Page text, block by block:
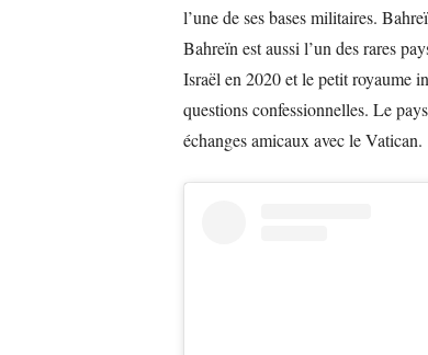
l’une de ses bases militaires.
Bahreïn est aussi l’un des rares
Israël en 2020 et le petit royaume
questions confessionnelles. Le
échanges amicaux avec le Vatican.